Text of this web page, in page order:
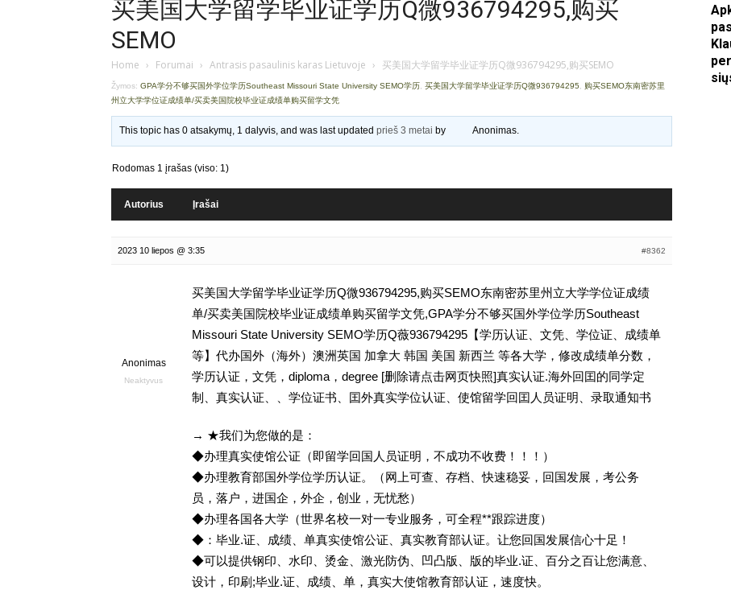
买美国大学留学毕业证学历Q微936794295,购买
SEMO
Home › Forumai › Antrasis pasaulinis karas Lietuvoje › 买美国大学留学毕业证学历Q微936794295,购买SEMO
Žymos: GPA学分不够买国外学位学历Southeast Missouri State University SEMO学历 买美国大学留学毕业证学历Q微936794295
购买SEMO东南密苏里
州立大学学位证成绩单/买卖美国院校毕业证成绩单购买留学文凭
This topic has 0 atsakymų, 1 dalyvis, and was last updatedprieš 3 metai by Anonimas.
Rodomas 1 įrašas (viso: 1)
Autorius Įrašai
2023 10 liepos @ 3:35 #8362
Anonimas
Neaktyvus
买美国大学留学毕业证学历Q微936794295,购买SEMO东南密苏里州立大学学位证成绩
单/买卖美国院校毕业证成绩单购买留学文凭,GPA学分不够买国外学位学历Southeast
Missouri State University SEMO学历Q薇936794295【学历认证、文凭、学位证、成绩单
等】代办国外（海外）澳洲英国 加拿大 韩国 美国 新西兰 等各大学，修改成绩单分数，
学历认证，文凭，diploma，degree [删除请点击网页快照]真实认证.海外回囯的同学定
制、真实认证、、学位证书、囯外真实学位认证、使馆留学回囯人员证明、录取通知书
→ ★我们为您做的是：
◆办理真实使馆公证（即留学回国人员证明，不成功不收费！！！）
◆办理教育部国外学位学历认证。（网上可查、存档、快速稳妥，回国发展，考公务
员，落户，进国企，外企，创业，无忧愁）
◆办理各国各大学（世界名校一对一专业服务，可全程**跟踪进度）
◆：毕业.证、成绩、单真实使馆公证、真实教育部认证。让您回国发展信心十足！
◆可以提供钢印、水印、烫金、激光防伪、凹凸版、版的毕业.证、百分之百让您满意、
设计，印刷;毕业.证、成绩、单，真实大使馆教育部认证，速度快。